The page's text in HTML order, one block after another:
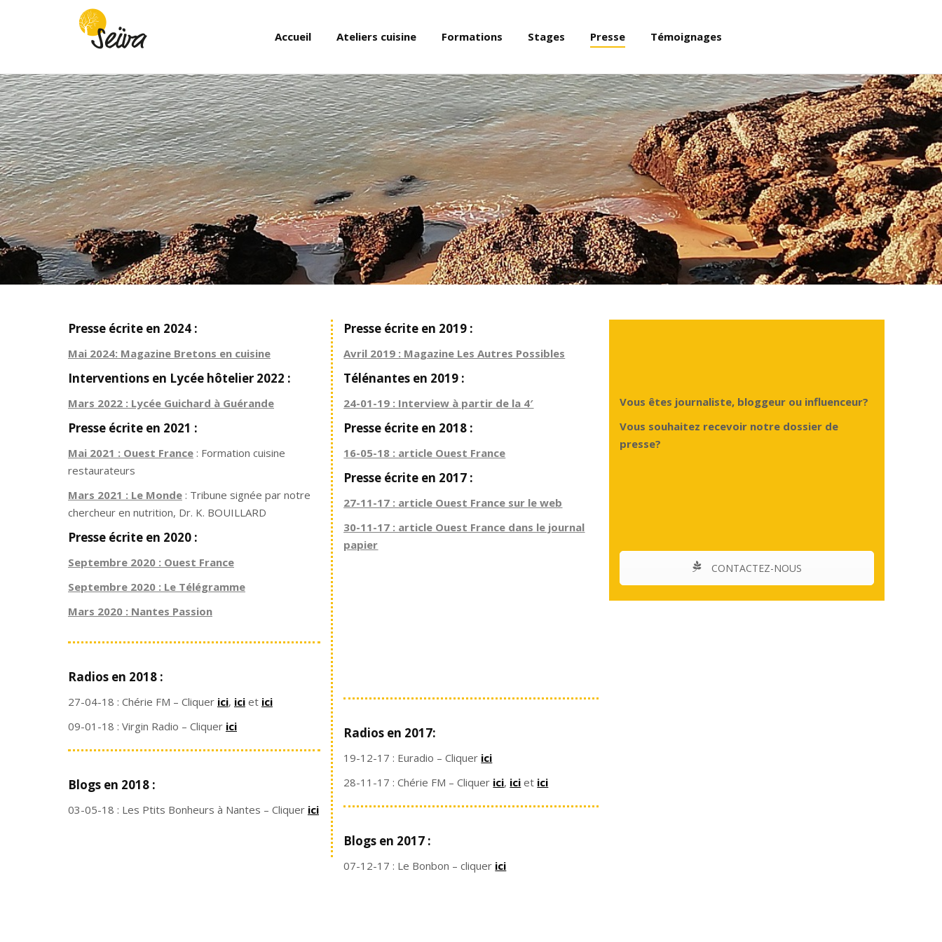
Accueil Ateliers cuisine Formations Stages Presse Témoignages
Presse écrite en 2024 :
Mai 2024: Magazine Bretons en cuisine
Interventions en Lycée hôtelier 2022 :
Mars 2022 : Lycée Guichard à Guérande
Presse écrite en 2021 :
Mai 2021 : Ouest France : Formation cuisine
restaurateurs
Mars 2021 : Le Monde : Tribune signée par notre
chercheur en nutrition, Dr. K. BOUILLARD
Presse écrite en 2020 :
Septembre 2020 : Ouest France
Septembre 2020 : Le Télégramme
Mars 2020 : Nantes Passion
Radios en 2018 :
27-04-18 : Chérie FM – Cliquer ici, ici et ici
09-01-18 : Virgin Radio – Cliquer ici
Blogs en 2018 :
03-05-18 : Les Ptits Bonheurs à Nantes – Cliquer ici
Presse écrite en 2019 :
Avril 2019 : Magazine Les Autres Possibles
Télénantes en 2019 :
24-01-19 : Interview à partir de la 4′
Presse écrite en 2018 :
16-05-18 : article Ouest France
Presse écrite en 2017 :
27-11-17 : article Ouest France sur le web
30-11-17 : article Ouest France dans le journal
papier
Radios en 2017:
19-12-17 : Euradio – Cliquer ici
28-11-17 : Chérie FM – Cliquer ici, ici et ici
Blogs en 2017 :
07-12-17 : Le Bonbon – cliquer ici
Vous êtes journaliste, bloggeur ou influenceur?
Vous souhaitez recevoir notre dossier de
presse?
CONTACTEZ-NOUS